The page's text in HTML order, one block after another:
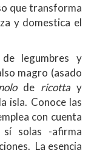
que transforma
y domestica el
legumbres y
magro (asado
de ricottay
isla. Conoce las
con cuenta
solas -afirma
La esencia